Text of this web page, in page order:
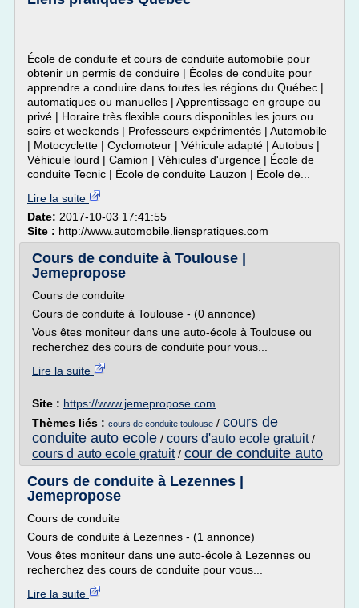
École de conduite et cours de conduite automobile pour
obtenir un permis de conduire | Écoles de conduite pour
apprendre a conduire dans toutes les régions du Québec |
automatiques ou manuelles | Apprentissage en groupe ou
privé | Horaire très flexible cours disponibles les jours ou
soirs et weekends | Professeurs expérimentés | Automobile
| Motocyclette | Cyclomoteur | Véhicule adapté | Autobus |
Véhicule lourd | Camion | Véhicules d'urgence | École de
conduite Tecnic | École de conduite Lauzon | École de...
Lire la suite
Date: 2017-10-03 17:41:55
Site : http://www.automobile.lienspratiques.com
Cours de conduite à Toulouse |
Jemepropose
Cours de conduite
Cours de conduite à Toulouse - (0 annonce)
Vous êtes moniteur dans une auto-école à Toulouse ou
recherchez des cours de conduite pour vous...
Lire la suite
Site : https://www.jemepropose.com
Thèmes liés : cours de conduite toulouse / cours de
conduite auto ecole / cours d'auto ecole gratuit/
cours d auto ecole gratuit/ cour de conduite auto
Cours de conduite à Lezennes |
Jemepropose
Cours de conduite
Cours de conduite à Lezennes - (1 annonce)
Vous êtes moniteur dans une auto-école à Lezennes ou
recherchez des cours de conduite pour vous...
Lire la suite